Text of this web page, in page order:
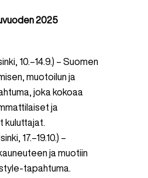
2025
10.–14.9.) – Suomen
muotoilun ja
joka kokoaa
ja
17.–19.10.) –
ja muotiin
tapahtuma.